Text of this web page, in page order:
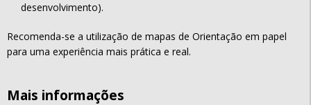
desenvolvimento).
Recomenda-se a utilização de mapas de Orientação em papel
para uma experiência mais prática e real.
Mais informações